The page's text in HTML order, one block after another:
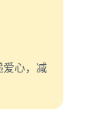
爱心，减